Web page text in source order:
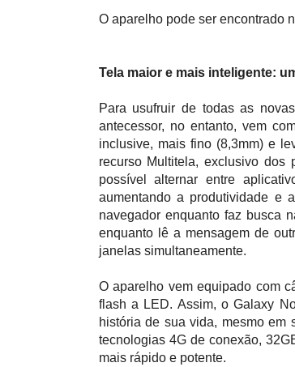
O aparelho pode ser encontrado
Tela maior e mais inteligente:
Para usufruir de todas as
antecessor, no entanto, vem
inclusive, mais fino (8,3mm) e
recurso Multitela, exclusivo dos
possível alternar entre
aumentando a produtividade e
navegador enquanto faz busca
enquanto lê a mensagemde
janelas simultaneamente.
O aparelho vem equipado com
flash a LED. Assim, o Galaxy
história de sua vida, mesmo em
tecnologias 4G de conexão,
mais rápido e potente.